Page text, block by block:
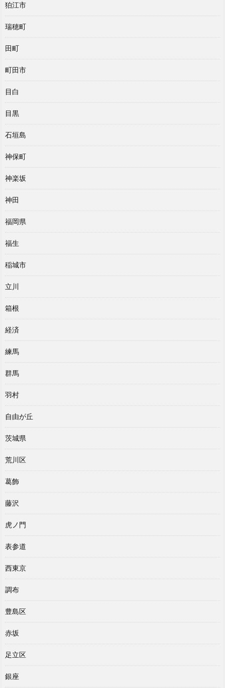
狛江市
瑞穂町
田町
町田市
目白
目黒
石垣島
神保町
神楽坂
神田
福岡県
福生
稲城市
立川
箱根
経済
練馬
群馬
羽村
自由が丘
茨城県
荒川区
葛飾
藤沢
虎ノ門
表参道
西東京
調布
豊島区
赤坂
足立区
銀座